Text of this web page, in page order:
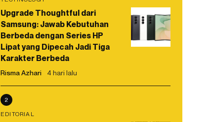
Upgrade Thoughtful dari
Samsung: Jawab Kebutuhan
Berbeda dengan Series HP
Lipat yang Dipecah Jadi Tiga
Karakter Berbeda
Risma Azhari 4 hari lalu
2
EDITORIAL